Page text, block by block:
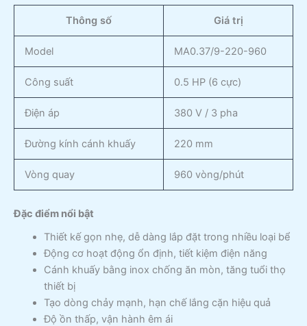
Thông số Giá trị
Model MA0.37/9-220-960
Công suất 0.5 HP (6 cực)
Điện áp 380 V / 3 pha
Đường kính cánh khuấy 220 mm
Vòng quay 960 vòng/phút
Đặc điểm nổi bật
Thiết kế gọn nhẹ, dễ dàng lắp đặt trong nhiều loại bể
Động cơ hoạt động ổn định, tiết kiệm điện năng
Cánh khuấy bằng inox chống ăn mòn, tăng tuổi thọ
thiết bị
Tạo dòng chảy mạnh, hạn chế lắng cặn hiệu quả
Độ ồn thấp, vận hành êm ái